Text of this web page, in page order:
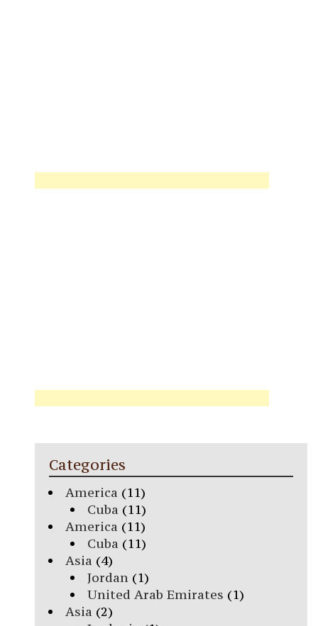
Categories
America (11)
Cuba (11)
America (11)
Cuba (11)
Asia (4)
Jordan(1)
United Arab Emirates (1)
Asia (2)